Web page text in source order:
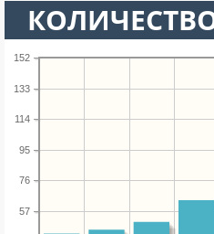
57
76
95
114
133
152